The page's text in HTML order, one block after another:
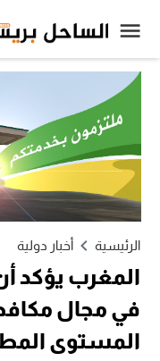
الرئيسية أخبار دولية
المغرب يؤكد
في مجال
المستوى